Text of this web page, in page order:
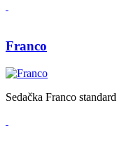
Franco
Sedačka Franco standard